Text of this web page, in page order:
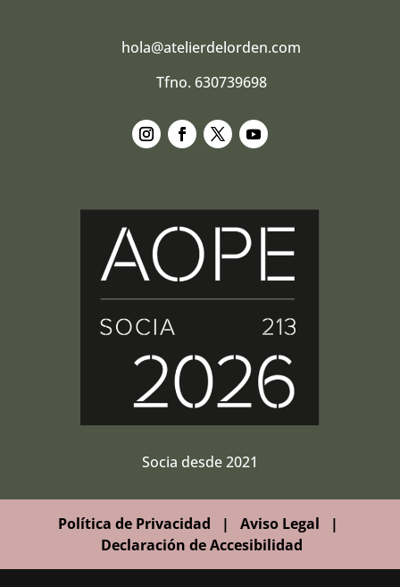
hola@atelierdelorden.com
Tfno. 630739698
Socia desde 2021
Política de Privacidad | Aviso Legal |
Declaración de Accesibilidad